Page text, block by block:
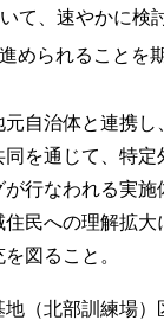
て、速やかに検
められることを
元自治体と連携し
を通じて、特定
行なわれる実施
住民への理解拡
図ること。
地（北部訓練場）